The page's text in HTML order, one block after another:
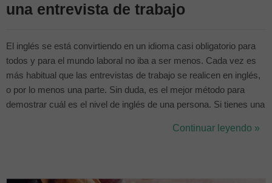
una entrevista de trabajo
El inglés se está convirtiendo en un idioma casi obligatorio para
todos y para el mundo laboral no iba a ser menos. Cada vez es
más habitual que las entrevistas de trabajo se realicen en inglés,
o por lo menos una parte. Sin duda, es el mejor método para
demostrar cuál es el nivel de inglés de una persona. Si tienes una
preocupes, te vamos a ayudar a prepararte con algunos consejos
Continuar leyendo »